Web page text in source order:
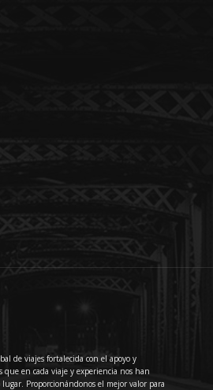
de viajes fortalecida con el apoyo y
que en cada viaje y experiencia nos han
Proporcionándonos el mejor valor para